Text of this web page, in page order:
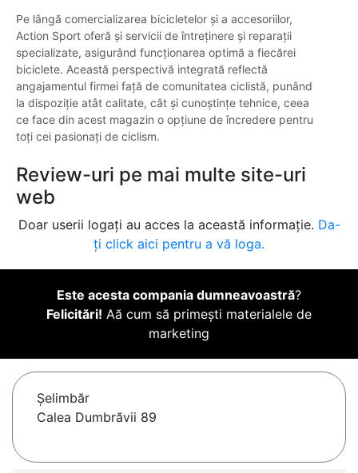
Pe lângă comercializarea bicicletelor și a accesoriilor,
Action Sport oferă și servicii de întreținere și reparații
specializate, asigurând funcționarea optimă a fiecărei
biciclete. Această perspectivă integrată reflectă
angajamentul firmei față de comunitatea ciclistă, punând
la dispoziție atât calitate, cât și cunoștințe tehnice, ceea
ce face din acest magazin o opțiune de încredere pentru
toți cei pasionați de ciclism.
Review-uri pe mai multe site-uri
web
Doar userii logați au acces la această informație. Da-
ți click aici pentru a vă loga.
Este acesta compania dumneavoastră?
Felicitări! Aă cum să primești materialele de
marketing
Şelimbăr
Calea Dumbrăvii 89